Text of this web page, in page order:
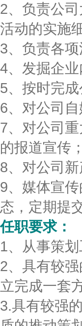
2、负责公
活动的实施
3、负责各
4、发掘企
5、按时完
6、对公司
7、对公司
的报道宣传；
8、对公司
9、媒体宣
态，定期提
任职要求：
1、从事策
2、具有较
立完成一套
3.具有较强